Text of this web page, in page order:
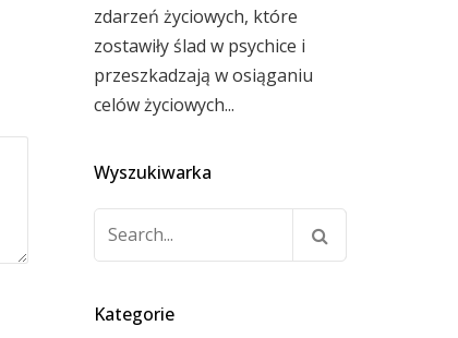
zdarzeń życiowych, które
zostawiły ślad w psychice i
przeszkadzają w osiąganiu
celów życiowych...
Wyszukiwarka
Kategorie